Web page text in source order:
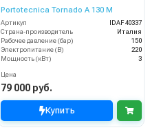
Portotecnica Tornado А 130 М
Артикул
IDAF40337
Страна-производитель
Италия
Рабочее давление (бар)
150
Электропитание (В)
220
Мощность (кВт)
3
Цена
79 000 руб.
Купить